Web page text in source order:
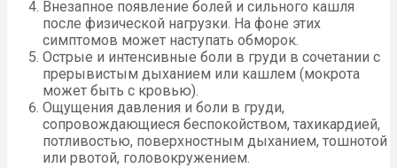
Внезапное появление болей и сильного кашля
после физической нагрузки. На фоне этих
симптомов может наступать обморок.
Острые и интенсивные боли в груди в сочетании с
прерывистым дыханием или кашлем (мокрота
может быть с кровью).
Ощущения давления и боли в груди,
сопровождающиеся беспокойством, тахикардией,
потливостью, поверхностным дыханием, тошнотой
или рвотой, головокружением.